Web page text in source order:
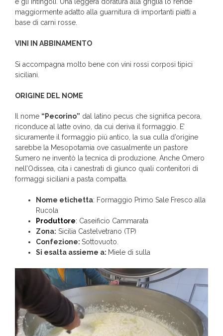
maggiormente adatto alla guarnitura di importanti piatti a
base di carni rosse.
VINI IN ABBINAMENTO
Si accompagna molto bene con vini rossi corposi tipici
siciliani.
ORIGINE DEL NOME
Il nome “Pecorino” dal latino pecus che significa pecora,
riconduce al latte ovino, da cui deriva il formaggio. E’
sicuramente il formaggio più antico, la sua culla d’origine
sarebbe la Mesopotamia ove casualmente un pastore
Sumero ne inventò la tecnica di produzione. Anche Omero
nell’Odissea, cita i canestrati di giunco quali contenitori di
formaggi siciliani a pasta compatta.
Nome etichetta: Formaggio Primo Sale Fresco alla
Rucola
Produttore: Caseificio Cammarata
Zona: Sicilia Castelvetrano (TP)
Confezione: Sottovuoto.
Si esalta assieme a: Miele di sulla